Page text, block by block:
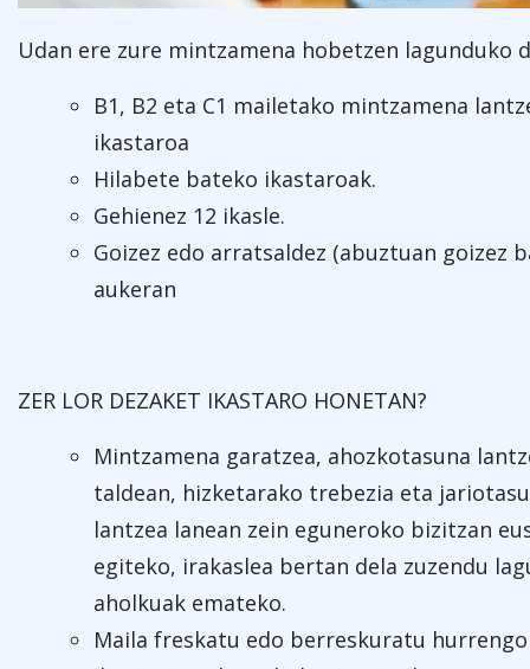
Udan ere zure mintzamena hobetzen lagunduko
B1, B2 eta C1 mailetako mintzamena
ikastaroa
Hilabete bateko ikastaroak.
Gehienez 12 ikasle.
Goizez edo arratsaldez (abuztuan goizez
aukeran
ZER LOR DEZAKET IKASTARO HONETAN?
Mintzamena garatzea, ahozkotasuna
taldean, hizketarako trebezia eta
lantzea lanean zein eguneroko bizitzan
egiteko, irakaslea bertan dela zuzendu
aholkuak emateko.
Maila freskatu edo berreskuratu hurrengo